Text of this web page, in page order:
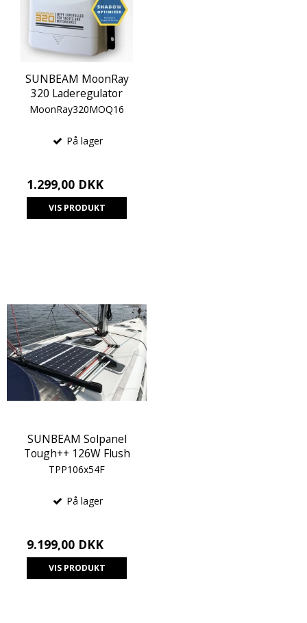
SUNBEAM MoonRay
320 Laderegulator
MoonRay320MOQ16
På lager
1.299,00 DKK
VIS PRODUKT
SUNBEAM Solpanel
Tough++ 126W Flush
TPP106x54F
På lager
9.199,00 DKK
VIS PRODUKT